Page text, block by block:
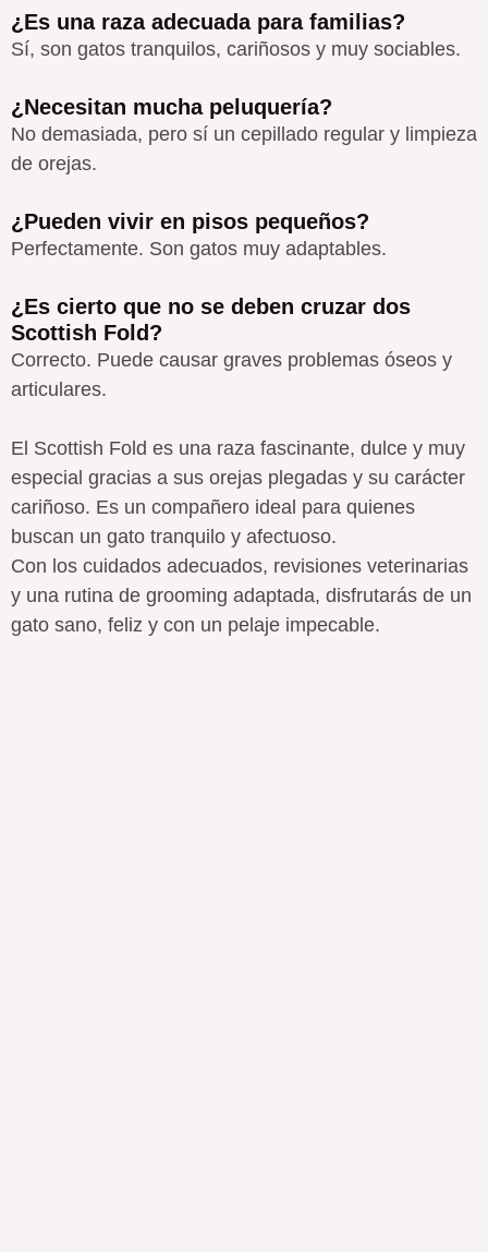
¿Es una raza adecuada para familias?
Sí, son gatos tranquilos, cariñosos y muy sociables.
¿Necesitan mucha peluquería?
No demasiada, pero sí un cepillado regular y limpieza
de orejas.
¿Pueden vivir en pisos pequeños?
Perfectamente. Son gatos muy adaptables.
¿Es cierto que no se deben cruzar dos
Scottish Fold?
Correcto. Puede causar graves problemas óseos y
articulares.
El Scottish Fold es una raza fascinante, dulce y muy
especial gracias a sus orejas plegadas y su carácter
cariñoso. Es un compañero ideal para quienes
buscan un gato tranquilo y afectuoso.
Con los cuidados adecuados, revisiones veterinarias
y una rutina de grooming adaptada, disfrutarás de un
gato sano, feliz y con un pelaje impecable.